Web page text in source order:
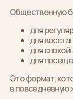
Общественную
для
для
для
для
Это формат,
в повседневную